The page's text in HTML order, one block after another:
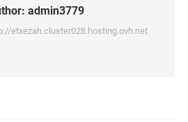
admin3779
etxezah.cluster028.hosting.ovh.net